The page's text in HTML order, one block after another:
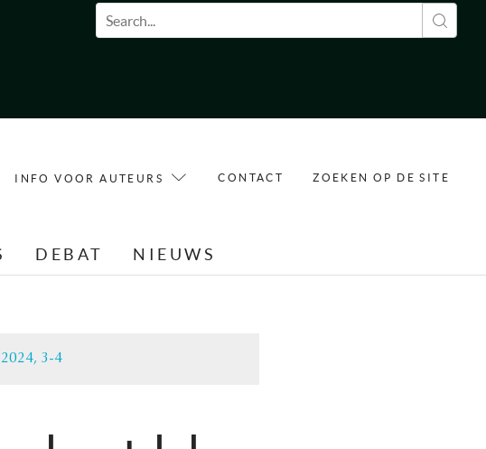
Zoekveld
INFO VOOR AUTEURS CONTACT ZOEKEN OP DE SITE
DEBAT NIEUWS
3-4